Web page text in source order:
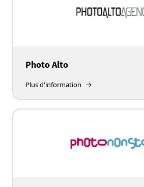
Photo Alto
Plus d'information